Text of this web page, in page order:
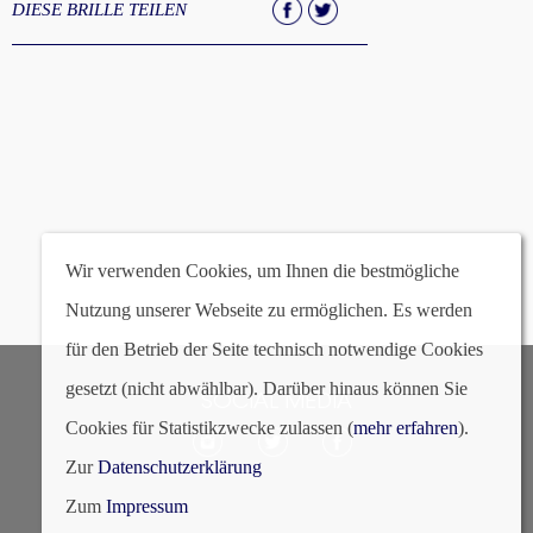
DIESE BRILLE TEILEN
SOCIAL MEDIA
Wir verwenden Cookies, um Ihnen die bestmögliche
Nutzung unserer Webseite zu ermöglichen. Es werden
für den Betrieb der Seite technisch notwendige Cookies
gesetzt (nicht abwählbar). Darüber hinaus können Sie
Cookies für Statistikzwecke zulassen (mehr erfahren).
ZurDatenschutzerklärung
Zum Impressum